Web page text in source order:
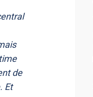
de
Et